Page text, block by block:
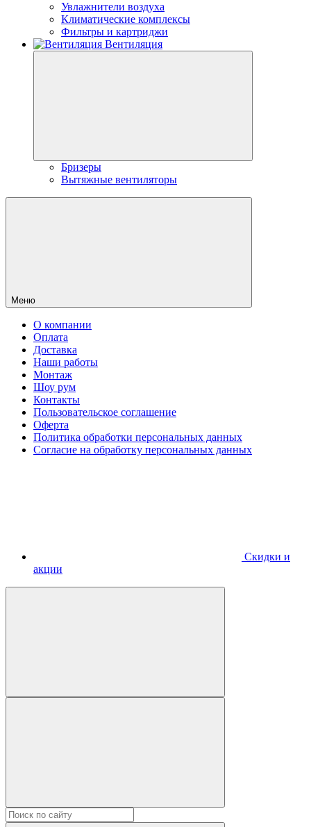
Увлажнители воздуха
Климатические комплексы
Фильтры и картриджи
Вентиляция
Бризеры
Вытяжные вентиляторы
Меню
О компании
Оплата
Доставка
Наши работы
Монтаж
Шоу рум
Контакты
Пользовательское соглашение
Оферта
Политика обработки персональных данных
Согласие на обработку персональных данных
Скидки и
акции